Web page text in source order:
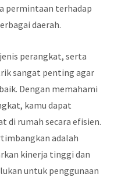
permintaan terhadap
daerah.
perangkat, serta
sangat penting agar
Dengan memahami
kamu dapat
di rumah secara efisien.
adalah
kinerja tinggi dan
untuk penggunaan